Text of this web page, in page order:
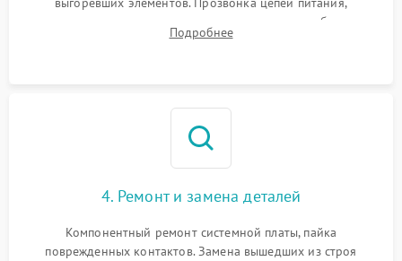
тестирование приводных моторов колес и турбины
всасывания. Оценка состояния оптических и инфракрасных
Подробнее
4. Ремонт и замена деталей
Компонентный ремонт системной платы, пайка
поврежденных контактов. Замена вышедших из строя